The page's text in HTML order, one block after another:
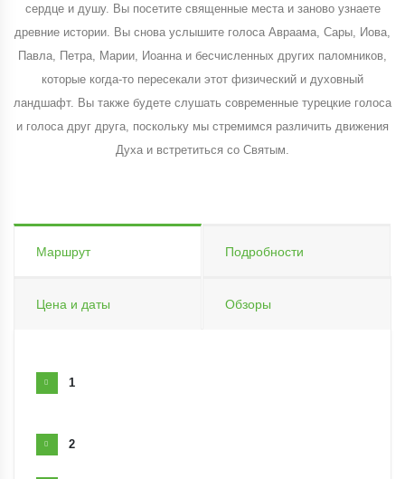
сердце и душу. Вы посетите священные места и заново узнаете
древние истории. Вы снова услышите голоса Авраама, Сары, Иова,
Павла, Петра, Марии, Иоанна и бесчисленных других паломников,
которые когда-то пересекали этот физический и духовный
ландшафт. Вы также будете слушать современные турецкие голоса
и голоса друг друга, поскольку мы стремимся различить движения
Духа и встретиться со Святым.
Маршрут Подробности
Цена и даты Обзоры
1
2